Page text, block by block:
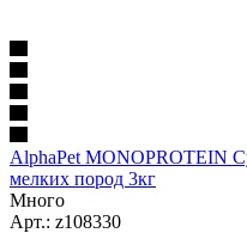
AlphaPet MONOPROTEIN
мелких пород 3кг
Много
Арт.: z108330